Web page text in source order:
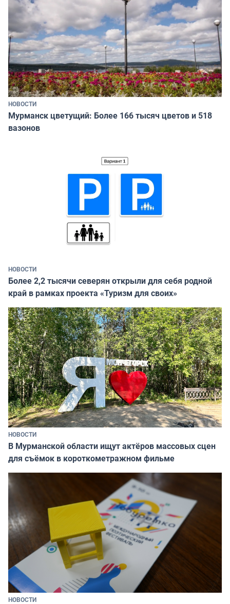
НОВОСТИ
Мурманск цветущий: Более 166 тысяч цветов и 518
вазонов
НОВОСТИ
Более 2,2 тысячи северян открыли для себя родной
край в рамках проекта «Туризм для своих»
НОВОСТИ
В Мурманской области ищут актёров массовых сцен
для съёмок в короткометражном фильме
НОВОСТИ